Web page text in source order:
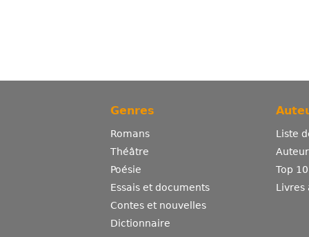
Genres
Romans
Théâtre
Poésie
Essais et documents
Contes et nouvelles
Dictionnaire
Liste
Top
Livres